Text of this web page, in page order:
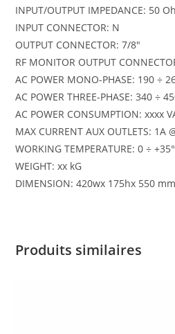
INPUT/OUTPUT IMPEDANCE: 50
INPUT CONNECTOR: N
OUTPUT CONNECTOR: 7/8″
RF MONITOR OUTPUT
AC POWER MONO-PHASE: 190 ÷
AC POWER THREE-PHASE: 340 ÷
AC POWER CONSUMPTION: xxxx
MAX CURRENT AUX OUTLETS: 1A
WORKING TEMPERATURE: 0 ÷
WEIGHT: xx kG
DIMENSION: 420wx 175hx 550
Produits similaires